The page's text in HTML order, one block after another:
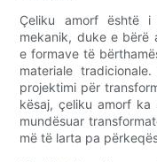
Çeliku amorf është
mekanik, duke e bërë
e formave të
materiale
projektimi për
kësaj, çeliku amorf
mundësuar
më të larta pa